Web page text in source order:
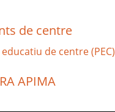
de centre
de centre (PEC)
APIMA